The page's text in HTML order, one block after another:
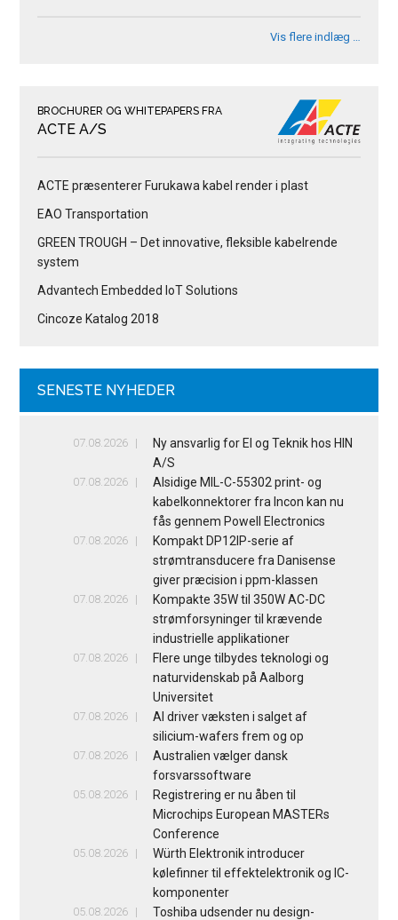
Vis flere indlæg …
BROCHURER OG WHITEPAPERS FRA
ACTE A/S
ACTE præsenterer Furukawa kabel render i plast
EAO Transportation
GREEN TROUGH – Det innovative, fleksible kabelrende
system
Advantech Embedded IoT Solutions
Cincoze Katalog 2018
SENESTE NYHEDER
07.08.2026
Ny ansvarlig for El og Teknik hos HIN
A/S
07.08.2026
Alsidige MIL-C-55302 print- og
kabelkonnektorer fra Incon kan nu
fås gennem Powell Electronics
07.08.2026
Kompakt DP12IP-serie af
strømtransducere fra Danisense
giver præcision i ppm-klassen
07.08.2026
Kompakte 35W til 350W AC-DC
strømforsyninger til krævende
industrielle applikationer
07.08.2026
Flere unge tilbydes teknologi og
naturvidenskab på Aalborg
Universitet
07.08.2026
AI driver væksten i salget af
silicium-wafers frem og op
07.08.2026
Australien vælger dansk
forsvarssoftware
05.08.2026
Registrering er nu åben til
Microchips European MASTERs
Conference
05.08.2026
Würth Elektronik introducer
kølefinner til effektelektronik og IC-
komponenter
05.08.2026
Toshiba udsender nu design-